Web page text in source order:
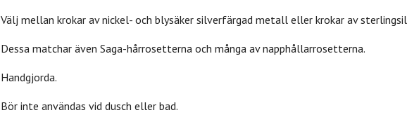
Välj mellan krokar av nickel- och blysäker silverfärgad metall eller krokar av
Dessa matchar även Saga-hårrosetterna och många av napphållarrosetterna.
Handgjorda.
Bör inte användas vid dusch eller bad.